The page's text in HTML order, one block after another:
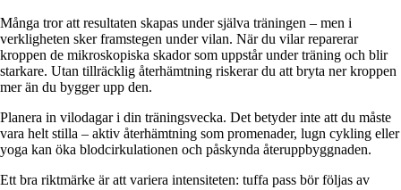
Många tror att resultaten skapas under själva träningen – men i
verkligheten sker framstegen under vilan. När du vilar reparerar
kroppen de mikroskopiska skador som uppstår under träning och blir
starkare. Utan tillräcklig återhämtning riskerar du att bryta ner kroppen
mer än du bygger upp den.
Planera in vilodagar i din träningsvecka. Det betyder inte att du måste
vara helt stilla – aktiv återhämtning som promenader, lugn cykling eller
yoga kan öka blodcirkulationen och påskynda återuppbyggnaden.
Ett bra riktmärke är att variera intensiteten: tuffa pass bör följas av